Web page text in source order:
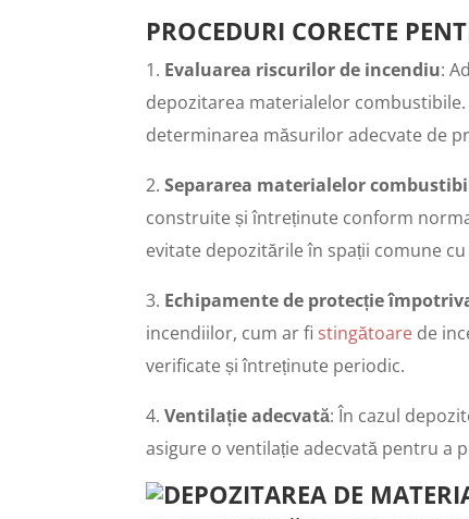
PROCEDURI CORECTE
1. Evaluarea riscurilor de incendiu:
depozitarea materialelor
determinarea măsurilor adecvate de
2.Separarea materialelor
construite și întreținute conform
evitate depozitările în spații comune
3. Echipamente de protecție
incendiilor, cum ar fi stingătoare de
verificate și întreținute periodic.
4.Ventilație adecvată: În cazul
asigure o ventilație adecvată pentru a